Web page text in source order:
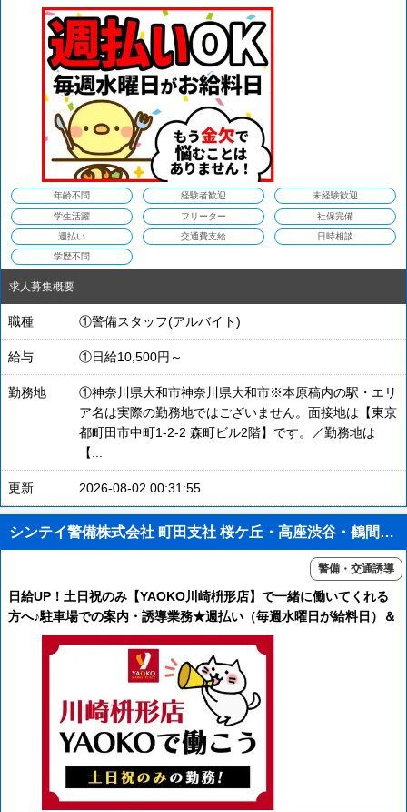
がお給料日）＆直行直帰＆交通費全額支給＆有給休暇あり＆日給保
証も！未経験歓迎！
年齢不問 経験者歓迎 未経験歓迎
学生活躍 フリーター 社保完備
週払い 交通費支給 日時相談
学歴不問
求人募集概要
職種 ①警備スタッフ(アルバイト)
給与 ①日給10,500円～
勤務地
①神奈川県大和市神奈川県大和市※本原稿内の駅・エリ
ア名は実際の勤務地ではございません。面接地は【東京
都町田市中町1-2-2 森町ビル2階】です。／勤務地は
【...
更新 2026-08-02 00:31:55
シンテイ警備株式会社 町田支社 桜ケ丘・高座渋谷・鶴間(39)エリア/A3203200109
警備・交通誘導
日給UP！土日祝のみ【YAOKO川崎枡形店】で一緒に働いてくれる
方へ♪駐車場での案内・誘導業務★週払い（毎週水曜日が給料日）＆
交通費全額支給＆直行直帰＆週1日～OK！YAOKO新百合ヶ丘店も
同時募集中